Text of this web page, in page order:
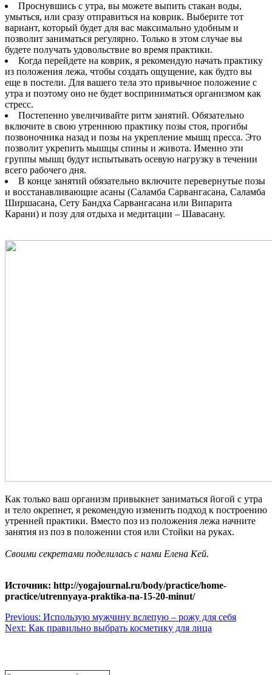
Проснувшись с утра, вы можете выпить стакан воды,
умыться, или сразу отправиться на коврик. Выберите тот
вариант, который будет для вас максимально удобным и
позволит заниматься регулярно. Только в этом случае вы
будете получать удовольствие во время практики.
Когда перейдете на коврик, я рекомендую начать практику
из положения лежа, чтобы создать ощущение, как будто вы
еще в постели. Для вашего тела это привычное положение с
утра и поэтому оно не будет восприниматься организмом как
стресс.
Постепенно увеличивайте ритм занятий. Обязательно
включите в свою утреннюю практику позы стоя, прогибы
позвоночника назад и позы на укрепление мышц пресса. Это
позволит укрепить мышцы спины и живота. Именно эти
группы мышц будут испытывать осевую нагрузку в течении
всего рабочего дня.
В конце занятий обязательно включите перевернутые позы
и восстанавливающие асаны (Саламба Сарвангасана, Саламба
Ширшасана, Сету Бандха Сарвангасана или Випарита
Карани) и позу для отдыха и медитации – Шавасану.
Как только ваш организм привыкнет заниматься йогой с утра
и тело окрепнет, я рекомендую изменить подход к построению
утренней практики. Вместо поз из положения лежа начните
занятия из поз в положении стоя или Стойки на руках.
Своими секретами поделилась с нами Елена Кей.
Источник: http://yogajournal.ru/body/practice/home-
practice/utrennyaya-praktika-na-15-20-minut/
Навигация
по
Previous: Использую мужчину вслепую – рожу для себя
Next: Как правильно выбрать косметику для лица